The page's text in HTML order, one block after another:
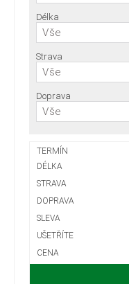
Délka
Vše
Strava
Vše
Doprava
Vše